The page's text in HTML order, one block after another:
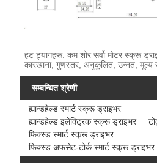
हट ट्यागहरू: कम शोर सर्वो मोटर स्क्रू
कारखाना, गुणस्तर, अनुकूलित, उन्नत, मूल्य
सम्बन्धित श्रेणी
ह्यान्डहेल्ड स्मार्ट स्क्रू ड्राइभर
ह्यान्डहेल्ड इलेक्ट्रिक स्क्रू ड्राइभर
फिक्स्ड स्मार्ट स्क्रू ड्राइभर
फिक्स्ड अफसेट-टोर्क स्मार्ट स्क्रू ड्राइभर